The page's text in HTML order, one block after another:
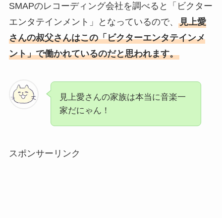
SMAPのレコーディング会社を調べると「ビクター
エンタテインメント」となっているので、 見上愛
さんの叔父さんはこの「ビクターエンタテインメ
ント」で働かれているのだと思われます。
見上愛さんの家族は本当に音楽一
家だにゃん！
スポンサーリンク